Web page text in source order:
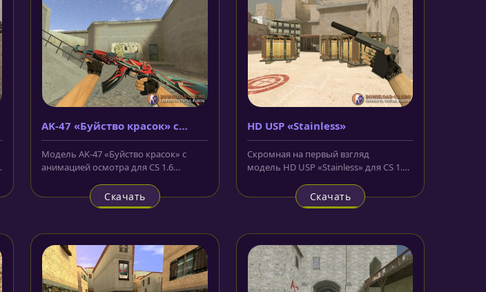
AK-47 «Буйство красок» с
анимацией осмотра
Модель AK-47 «Буйство красок» с
анимацией осмотра для CS 1.6
цвете....
Скачать
HD USP «Stainless»
Скромная на первый взгляд
модель HD USP «Stainless» для CS 1.6
Скачать